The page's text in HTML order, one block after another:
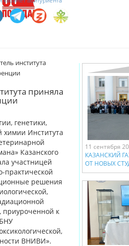
института
приняла
генетики,
химии Института
Казанского
участницей
практической
решения
приуроченной к
ВНИВИ».
11 сентября
КАЗАНСКИЙ
ОТ НОВЫХ